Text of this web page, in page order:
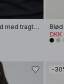
Formet t-shirt i bomuld med tragtformet halsudskæring
DKK
-